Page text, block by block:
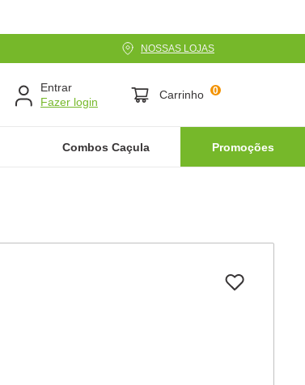
NOSSAS LOJAS
Entrar
Carrinho 0
Combos Caçula Promoções